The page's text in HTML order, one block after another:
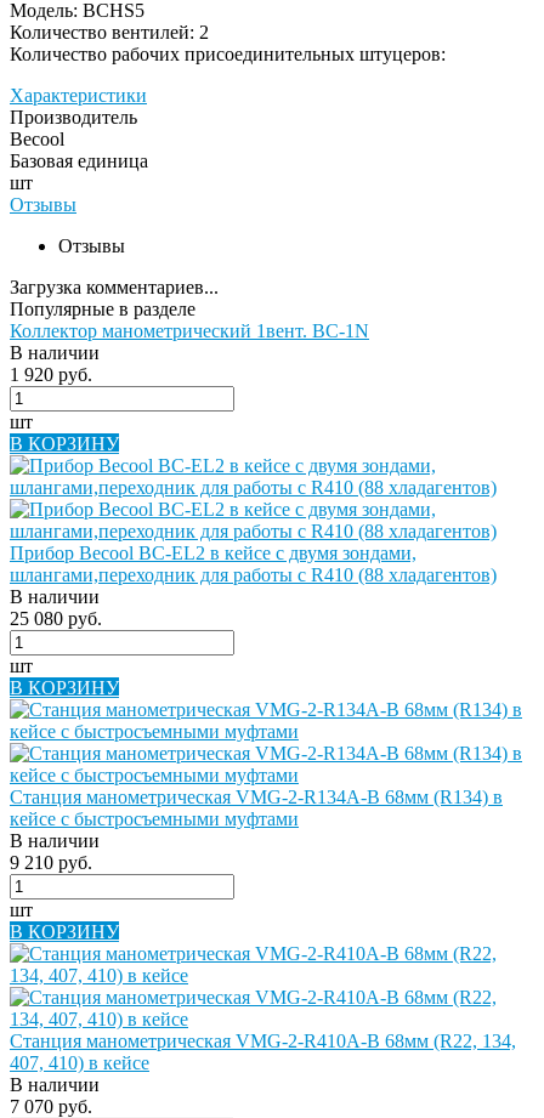
Модель: BCHS5
Количество вентилей: 2
Количество рабочих присоединительных штуцеров:
Характеристики
Производитель
Becool
Базовая единица
шт
Отзывы
Отзывы
Загрузка комментариев...
Популярные в разделе
Коллектор манометрический 1вент. BC-1N
В наличии
1 920 руб.
шт
В КОРЗИНУ
Прибор Becool BC-EL2 в кейсе с двумя зондами,
шлангами,переходник для работы с R410 (88 хладагентов)
В наличии
25 080 руб.
шт
В КОРЗИНУ
Станция манометрическая VMG-2-R134A-B 68мм (R134) в
кейсе с быстросъемными муфтами
В наличии
9 210 руб.
шт
В КОРЗИНУ
Станция манометрическая VMG-2-R410A-B 68мм (R22, 134,
407, 410) в кейсе
В наличии
7 070 руб.